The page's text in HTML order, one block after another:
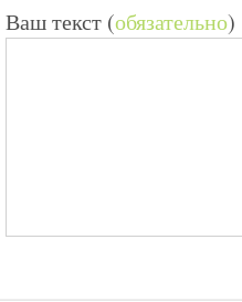
Ваш текст (обязательно)